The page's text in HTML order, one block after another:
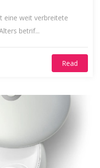
eine weit verbreitete
betrif...
Read